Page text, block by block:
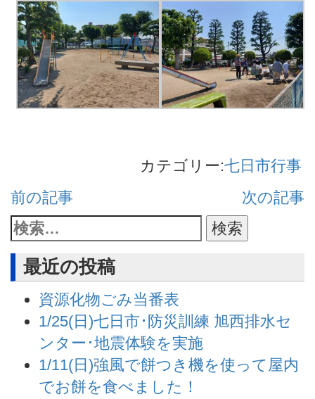
カテゴリー:七日市行事
前の記事
次の記事
最近の投稿
資源化物ごみ当番表
1/25(日)七日市･防災訓練 旭西排水セ
ンター･地震体験を実施
1/11(日)強風で餅つき機を使って屋内
でお餅を食べました！